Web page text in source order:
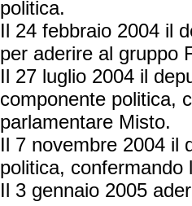
politica.
Il 24 febbraio 2004 il
per aderire al gruppo
Il 27 luglio 2004 il
componente politica,
parlamentare Misto.
Il 7 novembre 2004 il
politica, confermando
Il 3 gennaio 2005